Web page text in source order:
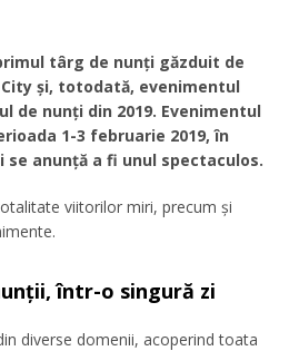
târg de nunți găzduit de
și, totodată, evenimentul
de nunți din 2019. Evenimentul
1-3 februarie 2019, în
se anunță a fi unul spectaculos.
viitorilor miri, precum și
într-o singură zi
diverse domenii, acoperind toata